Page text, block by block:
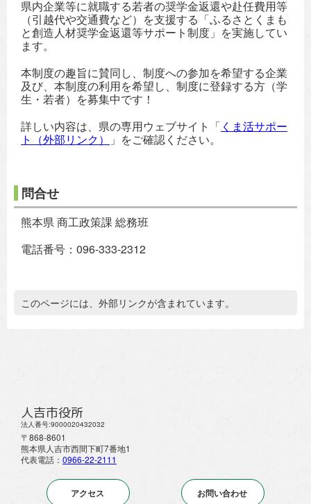
県内企業等に就職する若者の奨学金返還や赴任費用等
（引越代や交通費など）を支援する「ふるさとくまも
と創造人材奨学金返還等サポート制度」を実施してい
ます。
本制度の趣旨に賛同し、制度への参加を希望する企業
及び、本制度の利用を希望し、制度に登録する方（学
生・若者）を募集中です！
詳しい内容は、県の専用ウェブサイト「 くま活サポー
ト（外部リンク）
」をご確認ください。
問合せ
熊本県 商工政策課 総務班
電話番号：096-333-2312
追加情報：外部リンク
このページには、外部リンクが含まれています。
人吉市役所
法人番号:9000020432032
〒868-8601
熊本県人吉市西間下町7番地1
代表電話： 0966-22-2111
アクセス お問い合わせ